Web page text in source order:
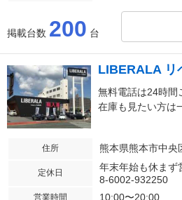
掲載台数 200 台
LIBERALA リ
無料電話は24時間
在庫も見たい方は
住所 熊本県熊本市中央
定休日
年末年始も休ま
8-6002-932250
営業時間 10:00〜20:00